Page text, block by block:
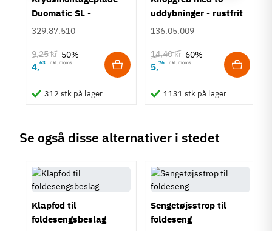
Duomatic SL -
Euroskruer
329.87.510
9,25 kr-50%
4,63 Inkl. moms
312 stk på lager
uddybninger - rustfrit
stål
136.05.009
14,40 kr-60%
5,76 Inkl. moms
1131 stk på lager
Se også disse alternativer i stedet
Klapfod til
foldesengsbeslag
Sengetøjsstrop til
foldeseng